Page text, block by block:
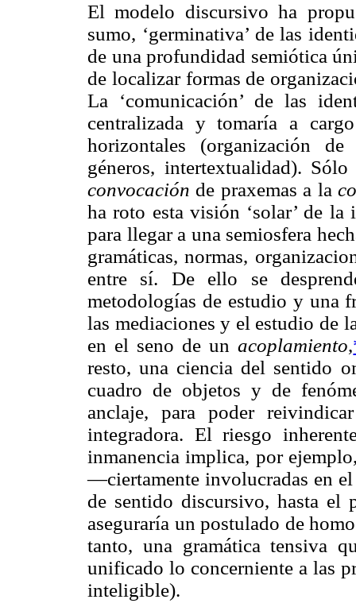
El modelo discursivo ha
sumo, ‘germinativa’ de las
de una profundidad semiótica
de localizar formas de
La ‘comunicación’ de las
centralizada y tomaría a
horizontales (organización
géneros, intertextualidad).
convocación de praxemas a la
ha roto esta visión ‘solar’ de
para llegar a una semiosfera
gramáticas, normas,
entre sí. De ello se
metodologías de estudio y una
las mediaciones y el estudio de
en el seno de unacoplamiento,
resto, una ciencia del sentido
cuadro de objetos y de
anclaje, para poder
integradora. El riesgo
inmanencia implica, por
—ciertamente involucradas en
de sentido discursivo, hasta el
aseguraría un postulado de
tanto, una gramática tensiva
unificado lo concerniente a las
inteligible).